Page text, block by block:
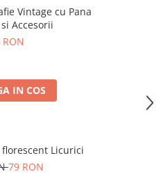
Vintage cu Pana
Accesorii
RON
IN COS
Licurici
79 RON